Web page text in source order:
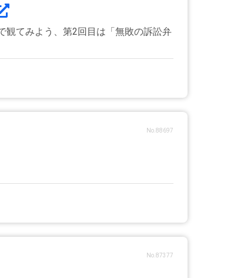
観てみよう、第2回目は「無敗の訴訟弁
No.88697
No.87377